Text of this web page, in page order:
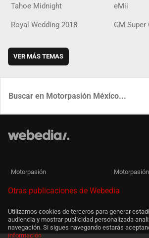
Tahoe Midnight eMii
Royal Wedding 2018 GM Super
VER MÁS TEMAS
Motorpasión
Otras publicaciones de Webedia
Utilizamos cookies de terceros para generar
audiencia y mostrar publicidad personalizada
navegación. Si sigues navegando estarás
información